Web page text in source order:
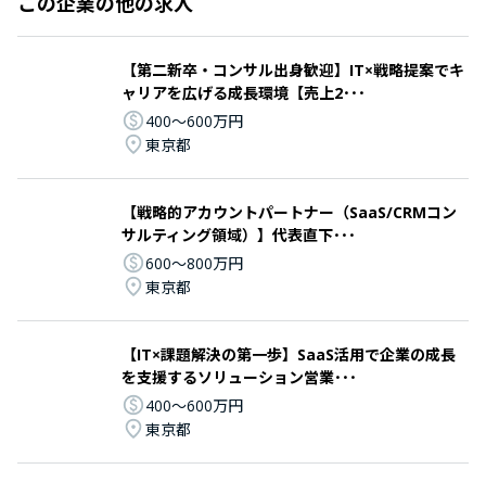
【第二新卒・コンサル出身歓迎】IT×戦略提案でキ
ャリアを広げる成長環境【売上2･･･
400〜600万円
東京都
【戦略的アカウントパートナー（SaaS/CRMコン
サルティング領域）】代表直下･･･
600〜800万円
東京都
【IT×課題解決の第一歩】SaaS活用で企業の成長
を支援するソリューション営業･･･
400〜600万円
東京都